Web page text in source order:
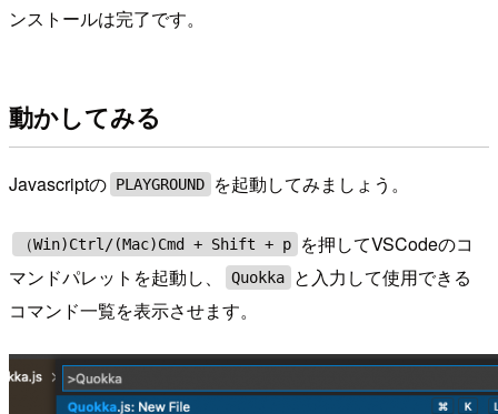
ンストールは完了です。
動かしてみる
Javascriptの PLAYGROUND を起動してみましょう。
（Win)Ctrl/(Mac)Cmd + Shift + p
を押してVSCodeのコ
マンドパレットを起動し、
Quokka
と入力して使用できる
コマンド一覧を表示させます。